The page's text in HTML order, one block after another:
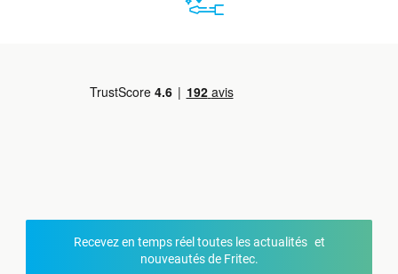
Recevez en temps réel toutes les actualités et
nouveautés de Fritec.